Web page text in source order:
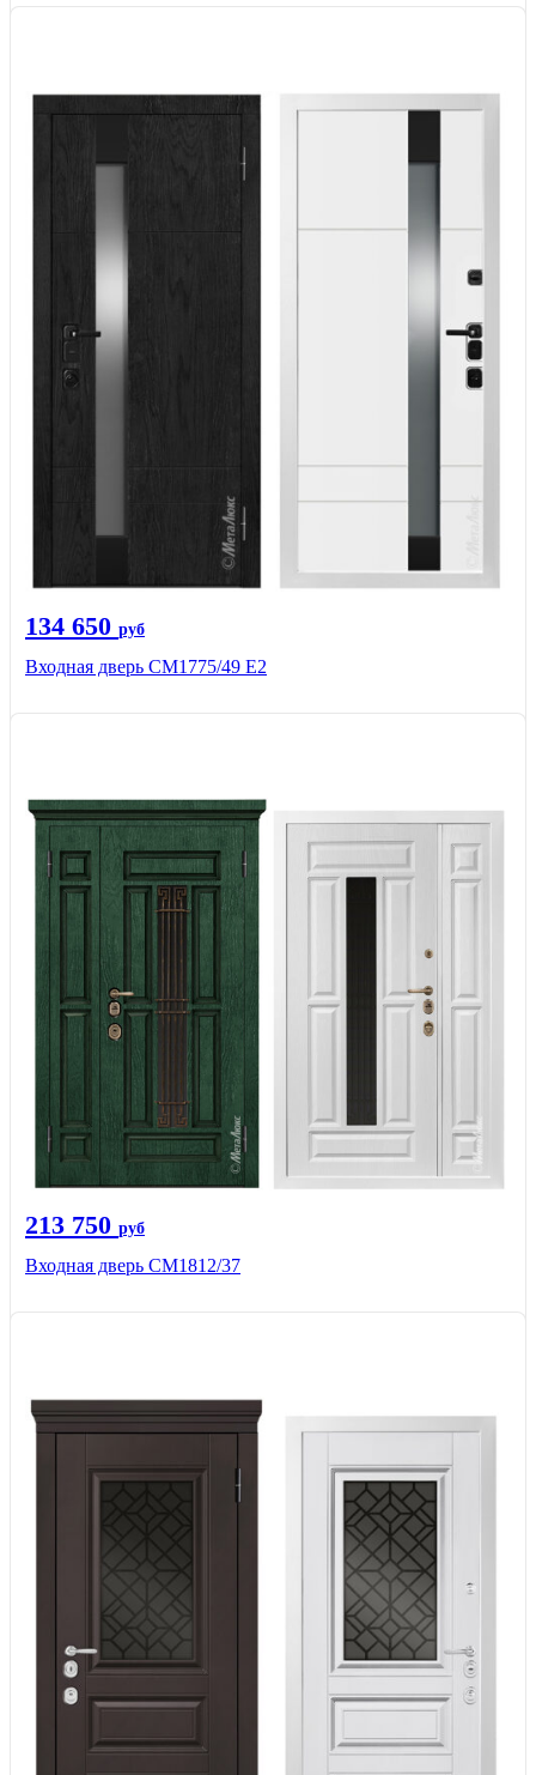
134 650 руб
Входная дверь СМ1775/49 Е2
213 750 руб
Входная дверь СМ1812/37